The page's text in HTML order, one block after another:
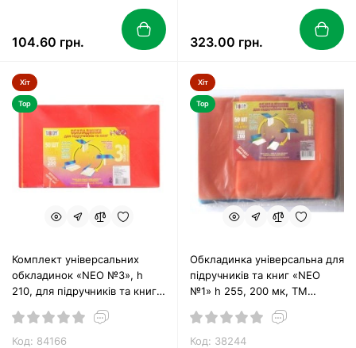
104.60 грн. 323.00 грн.
Хіт
Top
Комплект універсальних
обкладинок «NEO №3», h
210, для підручників та книг,
Код: 84166
Хіт
Top
Обкладинка універсальна для
підручників та книг «NEO
№1» h 255, 200 мк, ТМ
Код: 38244